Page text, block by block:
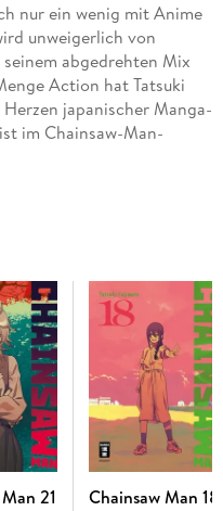
nur ein wenig mit Anime
unweigerlich von
abgedrehten Mix
Action hat Tatsuki
japanischer Manga-
im Chainsaw-Man-
Leben führen,
genug Kopfzerbrechen
ein mysteriöses
der Fassung bringt. . .
21
Chainsaw Man 18